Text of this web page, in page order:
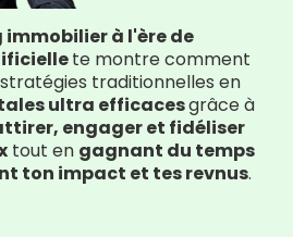
à l'ère de
te montre comment
traditionnelles en
ultra efficacesgrâce à
engager et fidéliser
tout en gagnant du temps
ton impact et tes revnus​​.